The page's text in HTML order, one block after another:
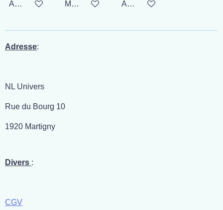
Ajouter au panierM'avertir si disponibleAjouter au panier
Adresse:
NL Univers
Rue du Bourg 10
1920 Martigny
Divers :
CGV